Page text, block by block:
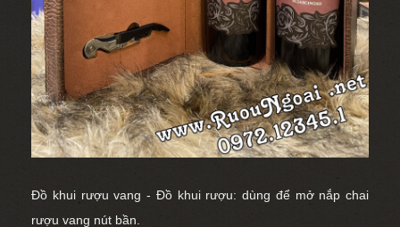
Đồ khui rượu vang - Đồ khui rượu: dùng để mở nắp chai
rượu vang nút bần.